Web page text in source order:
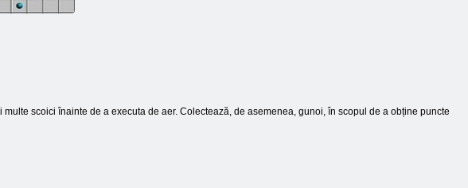
scoici înainte de a executa de aer. Colectează, de asemenea, gunoi, în scopul de a obține puncte